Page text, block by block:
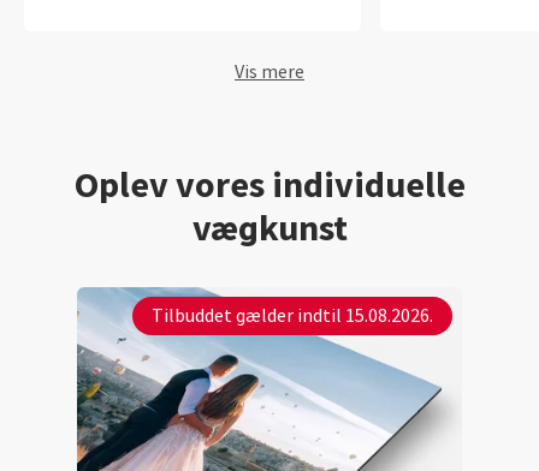
Vis mere
Oplev vores individuelle
vægkunst
Tilbuddet gælder indtil 15.08.2026.